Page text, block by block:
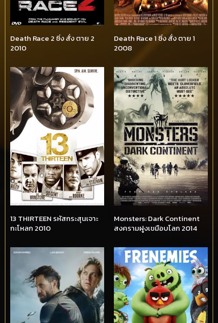
Death Race 2 ซิ่ง สั่ง ตาย 2
2010
Death Race 1 ซิ่ง สั่ง ตาย 1
2008
13 THIRTEEN รหัสกระสุนเจาะ
กะโหลก 2010
Monsters: Dark Continent
สงครามฝูงเขมือบโลก 2014